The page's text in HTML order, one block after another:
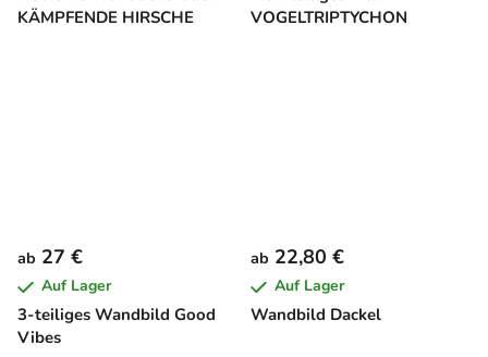
KÄMPFENDE HIRSCHE
VOGELTRIPTYCHON
3-teiliges Wandbild Good
Vibes
ab 27 €
Auf Lager
Wandbild Dackel
ab 22,80 €
Auf Lager